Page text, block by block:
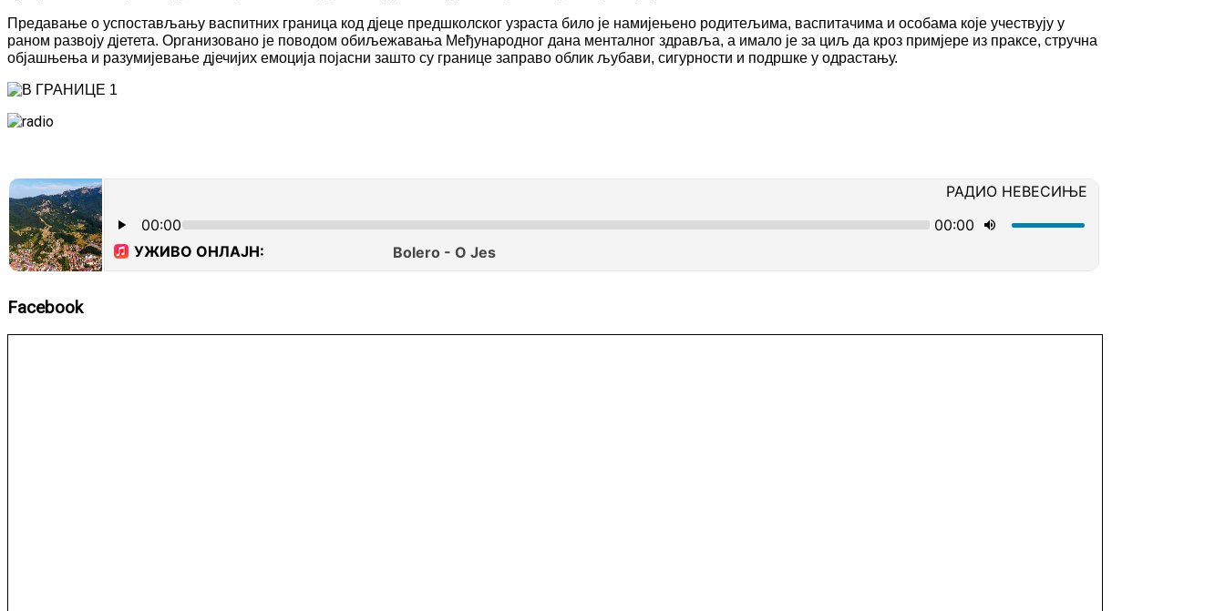
Предавање о успостављању васпитних граница код дјеце предшколског узраста било је намијењено родитељима, васпитачима и особама које учествују у
раном развоју дјетета. Организовано је поводом обиљежавања Међународног дана менталног здравља, а имало је за циљ да кроз примјере из праксе, стручна
објашњења и разумијевање дјечијих емоција појасни зашто су границе заправо облик љубави, сигурности и подршке у одрастању.
Facebook